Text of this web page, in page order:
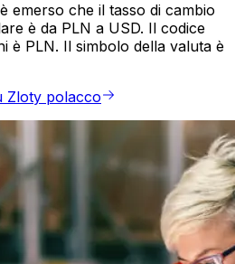
emerso che il tasso di cambio
è da PLN a USD. Il codice
è PLN. Il simbolo della valuta è
Zloty polacco